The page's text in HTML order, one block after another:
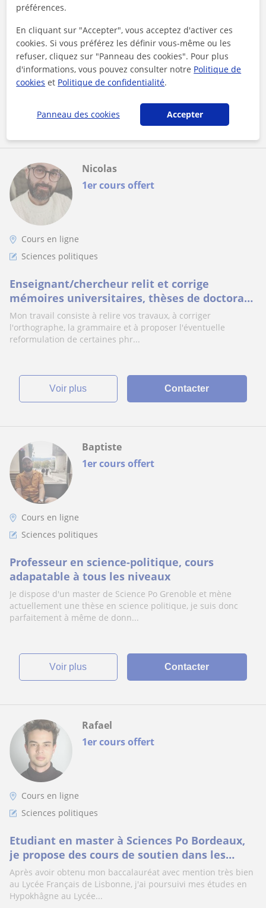
Science politique – Tous niveaux -
Titulaire d’une licence en histoire, journalisme et science
politique, et actuellement étudiant en droit, j’ai développé
une approche trans...
voir plus Contacter
1er cours offert
Nicolas
Cours en ligne
Sciences politiques
Enseignant/chercheur relit et corrige
mémoires universitaires, thèses de doctorat
et dossiers RAEP
Mon travail consiste à relire vos travaux, à corriger
l'orthographe, la grammaire et à proposer l'éventuelle
reformulation de certaines phr...
voir plus Contacter
1er cours offert
Baptiste
Cours en ligne
Sciences politiques
Professeur en science-politique, cours
adapatable à tous les niveaux
Je dispose d'un master de Science Po Grenoble et mène
actuellement une thèse en science politique, je suis donc
parfaitement à même de donn...
voir plus Contacter
1er cours offert
Rafael
Cours en ligne
Sciences politiques
Etudiant en master à Sciences Po Bordeaux,
je propose des cours de soutien dans les
disciplines littéraires ainsi qu'en
droit/economie
Après avoir obtenu mon baccalauréat avec mention très bien
au Lycée Français de Lisbonne, j'ai poursuivi mes études en
Hypokhâgne au Lycée...
préférences.
En cliquant sur "Accepter", vous acceptez d'activer ces
cookies. Si vous préférez les définir vous-même ou les
refuser, cliquez sur "Panneau des cookies". Pour plus
d'informations, vous pouvez consulter notre Politique de
cookies et Politique de confidentialité.
Panneau des cookies Accepter